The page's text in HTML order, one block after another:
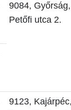
9084, Győrság,
Petőfi utca 2.
9123,